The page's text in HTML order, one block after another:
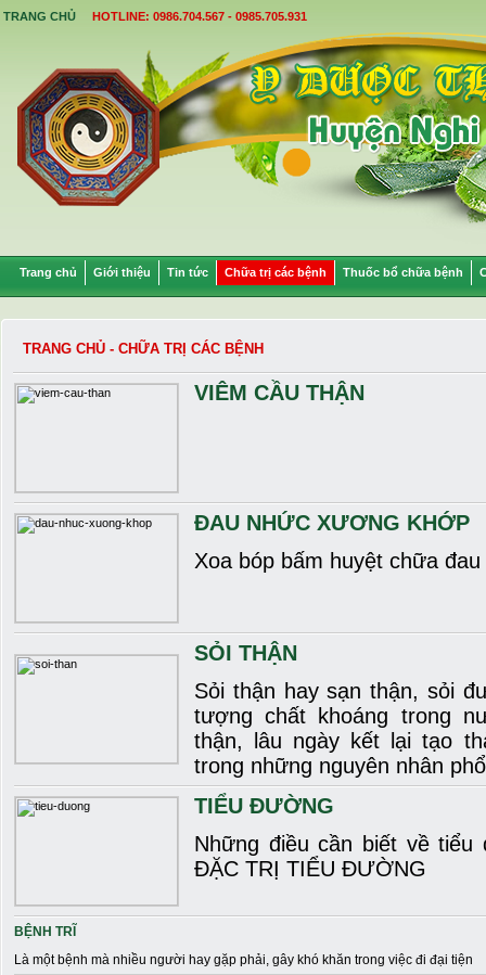
TRANG CHỦ HOTLINE: 0986.704.567 - 0985.705.931
Trang chủ Giới thiệu Tin tức Chữa trị các bệnh Thuốc bổ chữa bệnh
TRANG CHỦ - CHỮA TRỊ CÁC BỆNH
VIÊM CẦU THẬN
ĐAU NHỨC XƯƠNG KHỚP
Xoa bóp bấm huyệt chữa
SỎI THẬN
Sỏi thận hay sạn thận, sỏi
tượng chất khoáng trong
thận, lâu ngày kết lại tạo
trong những nguyên nhân
TIỂU ĐƯỜNG
Những điều cần biết về tiểu
ĐẶC TRỊ TIỂU ĐƯỜNG
BỆNH TRĨ
Là một bệnh mà nhiều người hay gặp phải, gây khó khăn trong việc đi đại tiện